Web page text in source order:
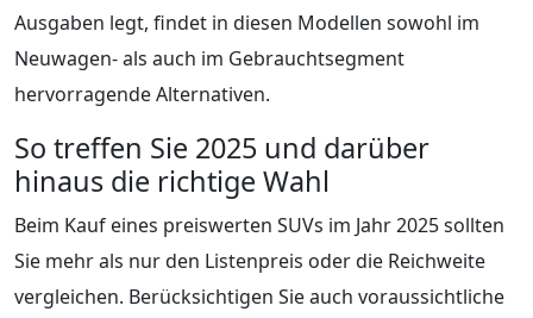
Ausgaben legt, findet in diesen Modellen sowohl im
Neuwagen- als auch im Gebrauchtsegment
hervorragende Alternativen.
So treffen Sie 2025 und darüber
hinaus die richtige Wahl
Beim Kauf eines preiswerten SUVs im Jahr 2025 sollten
Sie mehr als nur den Listenpreis oder die Reichweite
vergleichen. Berücksichtigen Sie auch voraussichtliche